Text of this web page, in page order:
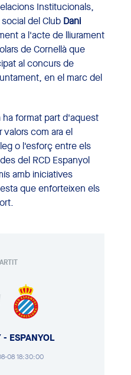
Institucionals,
del Club Dani
a l'acte de lliurament
de Cornellà que
al concurs de
en el marc del
ha format part d'aquest
com ara el
o l'esforç entre els
del RCD Espanyol
amb iniciatives
que enforteixen els
ESPANYOL
08 18:30:00